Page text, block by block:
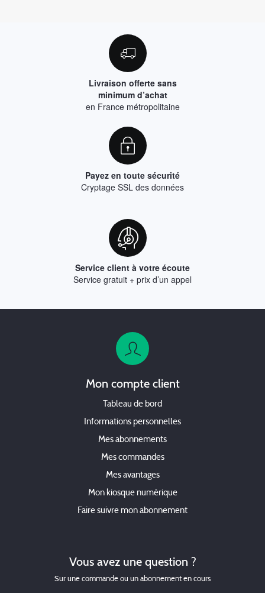
Livraison offerte sans
minimum d’achat
en France métropolitaine
Payez en toute sécurité
Cryptage SSL des données
Service client à votre écoute
Service gratuit + prix d’un appel
Mon compte client
Tableau de bord
Informations personnelles
Mes abonnements
Mes commandes
Mes avantages
Mon kiosque numérique
Faire suivre mon abonnement
Vous avez une question ?
Sur une commande ou un abonnement en cours